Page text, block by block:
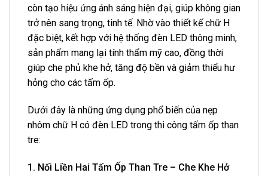
còn tạo hiệu ứng ánh sáng hiện đại, giúp không gian
trở nên sang trọng, tinh tế. Nhờ vào thiết kế chữ H
đặc biệt, kết hợp với hệ thống đèn LED thông minh,
sản phẩm mang lại tính thẩm mỹ cao, đồng thời
giúp che phủ khe hở, tăng độ bền và giảm thiểu hư
hỏng cho các tấm ốp.
Dưới đây là những ứng dụng phổ biến của nẹp
nhôm chữ H có đèn LED trong thi công tấm ốp than
tre:
1. Nối Liền Hai Tấm Ốp Than Tre – Che Khe Hở